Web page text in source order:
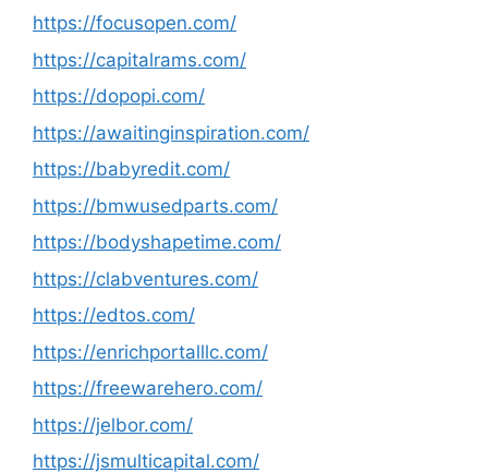
https://focusopen.com/
https://capitalrams.com/
https://dopopi.com/
https://awaitinginspiration.com/
https://babyredit.com/
https://bmwusedparts.com/
https://bodyshapetime.com/
https://clabventures.com/
https://edtos.com/
https://enrichportalllc.com/
https://freewarehero.com/
https://jelbor.com/
https://jsmulticapital.com/